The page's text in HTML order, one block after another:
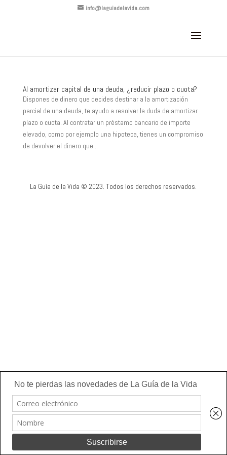
info@laguiadelavida.com
Al amortizar capital de una deuda, ¿reducir plazo o cuota?
Dispones de dinero que decides destinar a la amortización
parcial de una deuda, te ayudo a resolver la duda de amortizar
plazo o cuota. Al contratar un préstamo bancario de importe
elevado, como por ejemplo una hipoteca, tienes un compromiso
de devolver el dinero que...
La Guía de la Vida © 2023. Todos los derechos reservados.